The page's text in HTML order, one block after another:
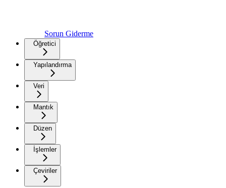
Sorun Giderme
Öğretici
Yapılandırma
Veri
Mantık
Düzen
İşlemler
Çeviriler